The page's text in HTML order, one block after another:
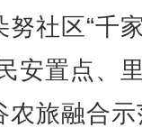
努社区“千
安置点、
农旅融合